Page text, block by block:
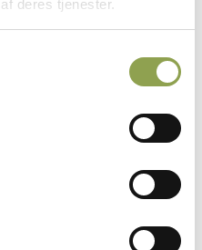
deres tjenester.